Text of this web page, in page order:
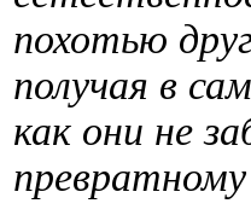
похотью
получая в
как они не